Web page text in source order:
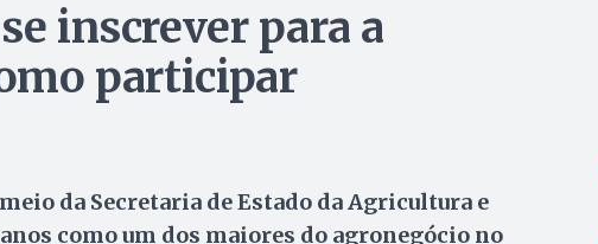
inscrever para a
participar
da Secretaria de Estado da Agricultura e
como um dos maiores do agronegócio no